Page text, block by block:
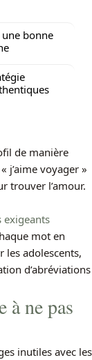
bonne
de manière
j’aime voyager »
trouver l’amour.
exigeants
mot en
les adolescents,
d’abréviations
à ne pas
inutiles avec les